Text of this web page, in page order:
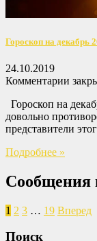
Гороскоп на декабрь
24.10.2019
Комментарии
Гороскоп на
довольно
представители
Подробнее »
Сообщения
1 2 3 … 19 Вперед
Поиск